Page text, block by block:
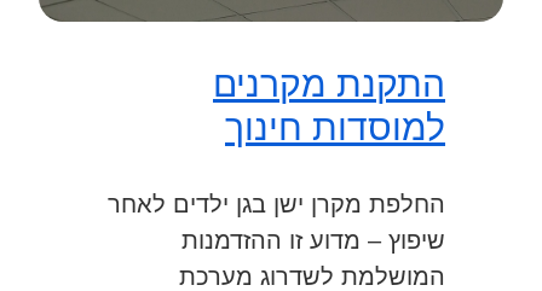
התקנת מקרנים
למוסדות חינוך
החלפת מקרן ישן בגן ילדים לאחר
שיפוץ – מדוע זו ההזדמנות
המושלמת לשדרוג מערכת